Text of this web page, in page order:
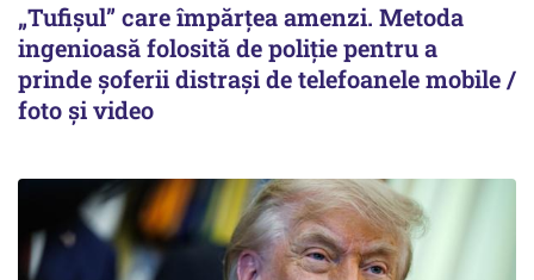
„Tufișul” care împărțea amenzi. Metoda
ingenioasă folosită de poliție pentru a
prinde șoferii distrași de telefoanele mobile /
foto și video